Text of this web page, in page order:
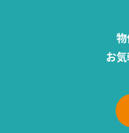
物
お